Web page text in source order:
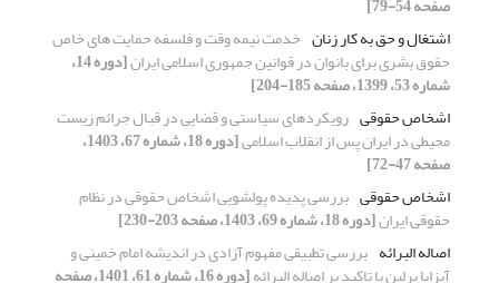
اشتغال و حق به کار زنان خدمت نیمه‏ وقت و فلسفه حمایت ‏های خاص
حقوق بشری برای بانوان در قوانین جمهوری اسلامی ایران [دوره 14،
شماره 53، 1399، صفحه 185-204]
اشخاص حقوقی رویکردهای سیاستی و قضایی در قبال جرائم زیست
محیطی در ایران پس از انقلاب اسلامی [دوره 18، شماره 67، 1403،
صفحه 47-72]
اشخاص حقوقی بررسی پدیده پولشویی اشخاص حقوقی در نظام
حقوقی ایران[دوره 18، شماره 69، 1403، صفحه 203-230]
اصاله البرائه بررسی تطبیقی مفهوم آزادی در اندیشه امام خمینی و
آیزایا برلین با تاکید بر اصاله البرائه [دوره 16، شماره 61، 1401، صفحه